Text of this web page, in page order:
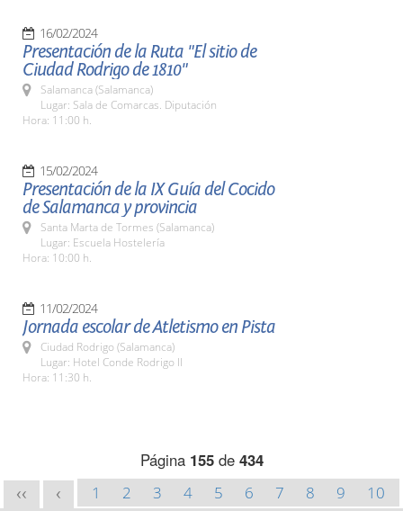
16/02/2024
Presentación de la Ruta "El sitio de
Ciudad Rodrigo de 1810"
Salamanca (Salamanca)
Lugar: Sala de Comarcas. Diputación
Hora: 11:00 h.
15/02/2024
Presentación de la IX Guía del Cocido
de Salamanca y provincia
Santa Marta de Tormes (Salamanca)
Lugar: Escuela Hostelería
Hora: 10:00 h.
11/02/2024
Jornada escolar de Atletismo en Pista
Ciudad Rodrigo (Salamanca)
Lugar: Hotel Conde Rodrigo II
Hora: 11:30 h.
Página 155de 434
<< < 1 2 3 4 5 6 7 8 9
10